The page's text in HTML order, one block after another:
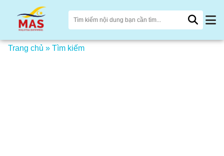
Trang chủ » Tìm kiếm